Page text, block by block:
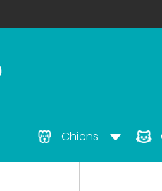
Chiens